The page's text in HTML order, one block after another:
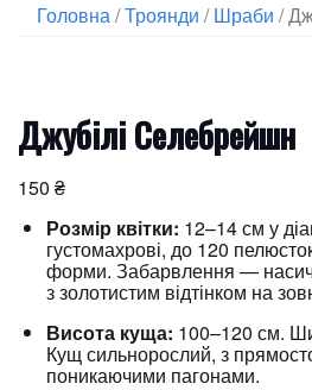
Головна/Троянди /Шраби /
Джубілі Селебрейшн
150 ₴
Розмір квітки: 12–14 см у
густомахрові, до 120
форми. Забарвлення —
з золотистим відтінком на
Висота куща: 100–120 см.
Кущ сильнорослий, з
поникаючими пагонами.